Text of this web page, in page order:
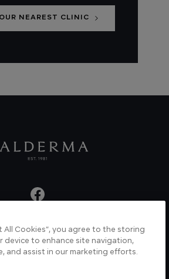
NEAREST CLINIC
Articles News Videos
Certificate Contact us
All Cookies”, you agree to the storing
device to enhance site navigation,
and assist in our marketing efforts.